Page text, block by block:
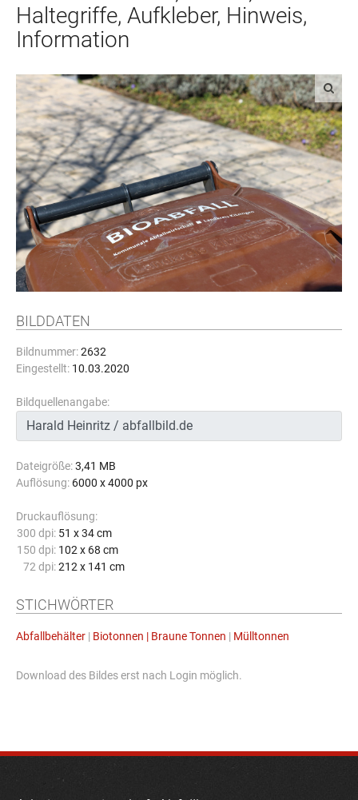
Haltegriffe, Aufkleber, Hinweis,
Information
BILDDATEN
Bildnummer:2632
Eingestellt: 10.03.2020
Bildquellenangabe:
Dateigröße:3,41 MB
Auflösung: 6000 x 4000 px
Druckauflösung:
300 dpi: 51 x 34 cm
150 dpi: 102 x 68 cm
72 dpi: 212 x 141 cm
STICHWÖRTER
Abfallbehälter | Biotonnen | Braune Tonnen | Mülltonnen
Download des Bildes erst nach Login möglich.